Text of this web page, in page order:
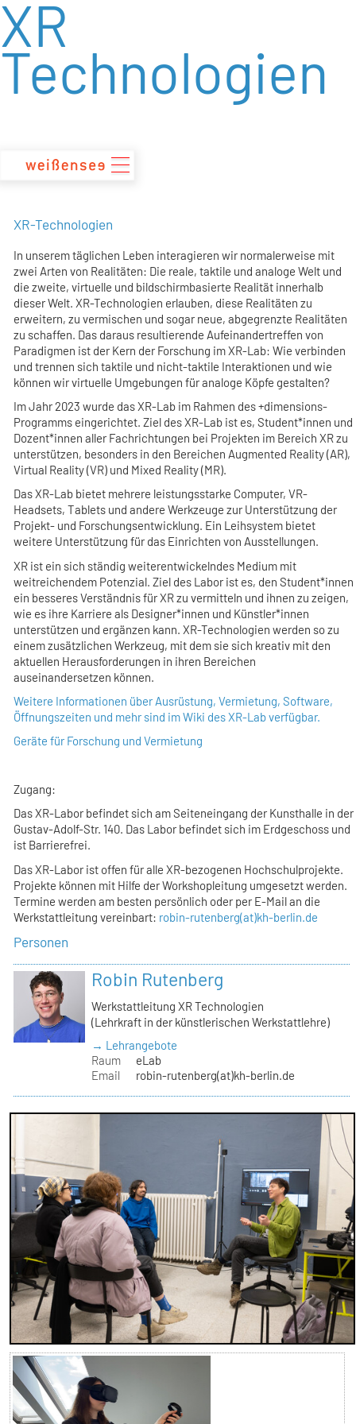
zum
Inhalt
XR
Technologien
XR-Technologien
In unserem täglichen Leben interagieren wir normalerweise mit
zwei Arten von Realitäten: Die reale, taktile und analoge Welt und
die zweite, virtuelle und bildschirmbasierte Realität innerhalb
dieser Welt. XR-Technologien erlauben, diese Realitäten zu
erweitern, zu vermischen und sogar neue, abgegrenzte Realitäten
zu schaffen. Das daraus resultierende Aufeinandertreffen von
Paradigmen ist der Kern der Forschung im XR-Lab: Wie verbinden
und trennen sich taktile und nicht-taktile Interaktionen und wie
können wir virtuelle Umgebungen für analoge Köpfe gestalten?
Im Jahr 2023 wurde das XR-Lab im Rahmen des +dimensions-
Programms eingerichtet. Ziel des XR-Lab ist es, Student*innen und
Dozent*innen aller Fachrichtungen bei Projekten im Bereich XR zu
unterstützen, besonders in den Bereichen Augmented Reality (AR),
Virtual Reality (VR) und Mixed Reality (MR).
Das XR-Lab bietet mehrere leistungsstarke Computer, VR-
Headsets, Tablets und andere Werkzeuge zur Unterstützung der
Projekt- und Forschungsentwicklung. Ein Leihsystem bietet
weitere Unterstützung für das Einrichten von Ausstellungen.
XR ist ein sich ständig weiterentwickelndes Medium mit
weitreichendem Potenzial. Ziel des Labor ist es, den Student*innen
ein besseres Verständnis für XR zu vermitteln und ihnen zu zeigen,
wie es ihre Karriere als Designer*innen und Künstler*innen
unterstützen und ergänzen kann. XR-Technologien werden so zu
einem zusätzlichen Werkzeug, mit dem sie sich kreativ mit den
aktuellen Herausforderungen in ihren Bereichen
auseinandersetzen können.
Weitere Informationen über Ausrüstung, Vermietung, Software,
Öffnungszeiten und mehr sind im Wiki des XR-Lab verfügbar.
Geräte für Forschung und Vermietung
Zugang:
Das XR-Labor befindet sich am Seiteneingang der Kunsthalle in der
Gustav-Adolf-Str. 140. Das Labor befindet sich im Erdgeschoss und
ist Barrierefrei.
Das XR-Labor ist offen für alle XR-bezogenen Hochschulprojekte.
Projekte können mit Hilfe der Workshopleitung umgesetzt werden.
Termine werden am besten persönlich oder per E-Mail an die
Werkstattleitung vereinbart: robin-rutenberg(at)kh-berlin.de
Personen
Robin Rutenberg
Werkstattleitung XR Technologien
(Lehrkraft in der künstlerischen Werkstattlehre)
→ Lehrangebote
Raum
eLab
Email
robin-rutenberg(at)kh-berlin.de